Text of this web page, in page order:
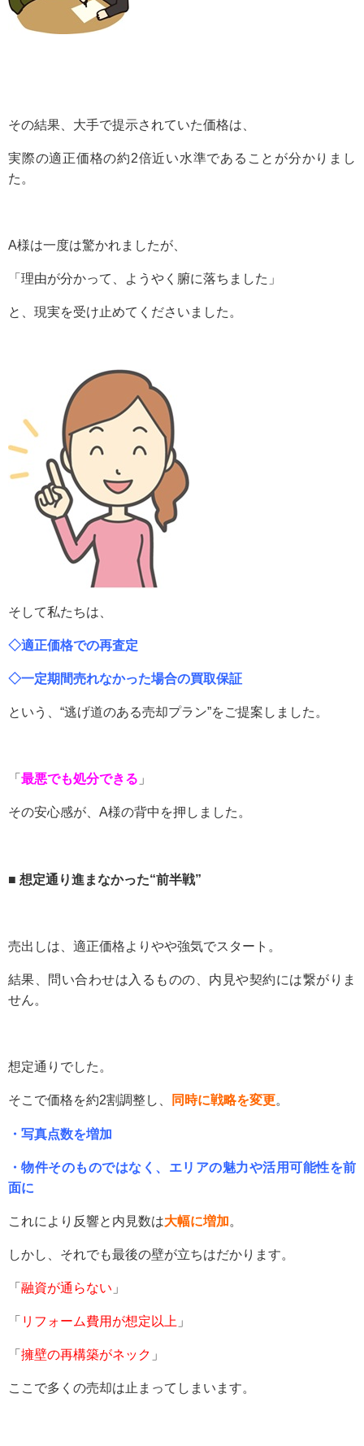
その結果、大手で提示されていた価格は、
実際の適正価格の約2倍近い水準であることが分かりまし
た。
A様は一度は驚かれましたが、
「理由が分かって、ようやく腑に落ちました」
と、現実を受け止めてくださいました。
そして私たちは、
◇適正価格での再査定
◇一定期間売れなかった場合の買取保証
という、“逃げ道のある売却プラン”をご提案しました。
「最悪でも処分できる 」
その安心感が、A様の背中を押しました。
■ 想定通り進まなかった“前半戦”
売出しは、適正価格よりやや強気でスタート。
結果、問い合わせは入るものの、内見や契約には繋がりま
せん。
想定通りでした。
そこで価格を約2割調整し、 同時に戦略を変更。
・写真点数を増加
・物件そのものではなく、エリアの魅力や活用可能性を前
面に
これにより反響と内見数は大幅に増加。
しかし、それでも最後の壁が立ちはだかります。
「融資が通らない 」
「 リフォーム費用が想定以上 」
「擁壁の再構築がネック 」
ここで多くの売却は止まってしまいます。